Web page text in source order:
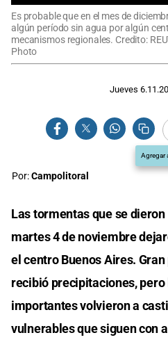
Es probable que en el mes de
algún período sin agua por algún
mecanismos regionales. Credito:
Photo
Jueves
Agregar
Por:Campolitoral
Las tormentas que se
martes 4 de noviembre
el centro Buenos Aires.
recibió precipitaciones,
importantes volvieron a
vulnerables que siguen con